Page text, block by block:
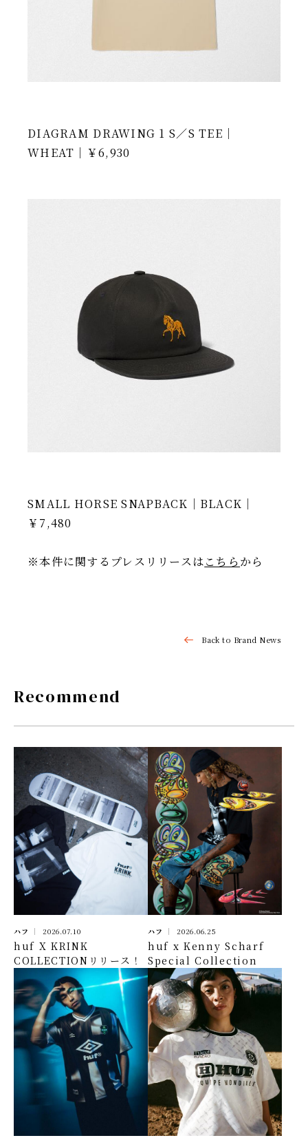
DIAGRAM DRAWING 1 S／S TEE｜
WHEAT｜￥6,930
SMALL HORSE SNAPBACK｜BLACK｜
￥7,480
※本件に関するプレスリリースはこちら から
Back to Brand News
Recommend
ハフ 2026.07.10
huf X KRINK
COLLECTIONリリース！
ハフ 2026.06.25
huf x Kenny Scharf
Special Collection